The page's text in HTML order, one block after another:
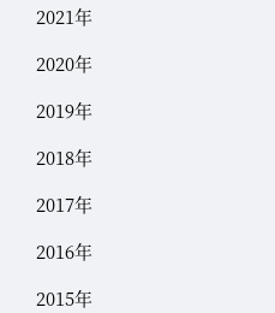
2021年
2020年
2019年
2018年
2017年
2016年
2015年